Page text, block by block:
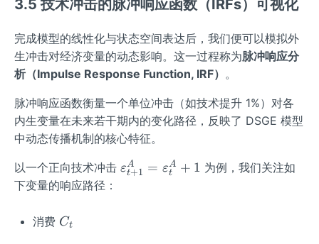
3.5 技术冲击的脉冲响应函数（IRFs）可视化
完成模型的线性化与状态空间表达后，我们便可以模拟外
生冲击对经济变量的动态影响。这一过程称为脉冲响应分
析（Impulse Response Function, IRF） 。
脉冲响应函数衡量一个单位冲击（如技术提升 1%）对各
内生变量在未来若干期内的变化路径，反映了 DSGE 模型
中动态传播机制的核心特征。
以一个正向技术冲击 \v
εt+1
A = εt
A + 1 为例，我们关注如
下变量的响应路径：
消费 C
Ct